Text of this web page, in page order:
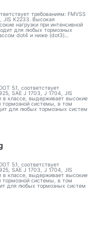
требованиям: FMVSS
JIS K2233. Высокая
нагрузки при интенсивной
для любых тормозных
dot4 и ниже (dot3)...
5.1, соответствует
SAE J 1703, J 1704, JIS
в классе, выдерживает высокие
тормозной системы, в том
для любых тормозных систем
5.1, соответствует
SAE J 1703, J 1704, JIS
в классе, выдерживает высокие
тормозной системы, в том
для любых тормозных систем